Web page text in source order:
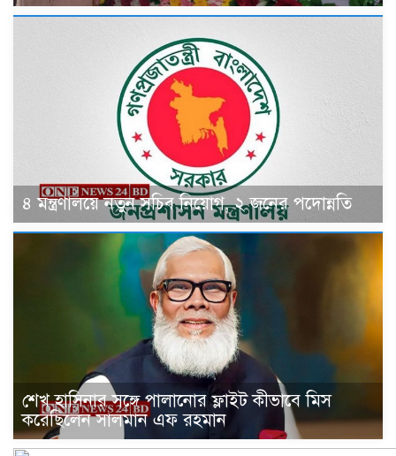
৪ মন্ত্রণালয়ে নতুন সচিব নিয়োগ, ২ জনের পদোন্নতি
শেখ হাসিনার সঙ্গে পালানোর ফ্লাইট কীভাবে মিস
করেছিলেন সালমান এফ রহমান